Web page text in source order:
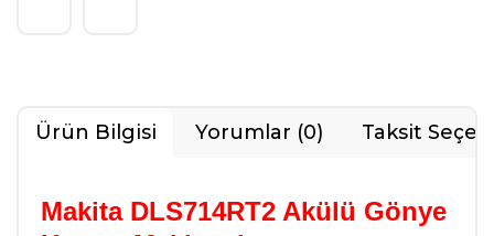
Ürün Bilgisi Yorumlar (0) Taksit
Makita DLS714RT2 Akülü Gönye